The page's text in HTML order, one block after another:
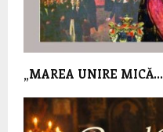
„MAREA UNIRE MICĂ…